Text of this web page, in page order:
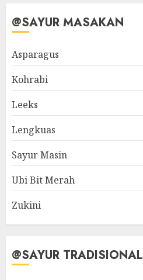
@SAYUR MASAKAN
Asparagus
Kohrabi
Leeks
Lengkuas
Sayur Masin
Ubi Bit Merah
Zukini
@SAYUR TRADISIONAL